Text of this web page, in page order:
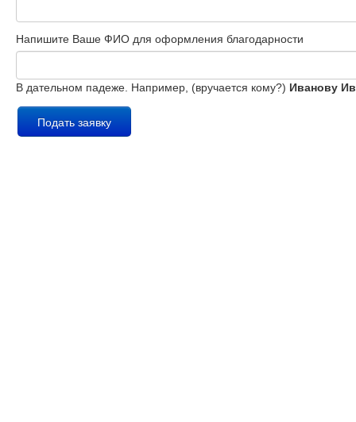
Напишите Ваше ФИО для оформления благодарности
В дательном падеже. Например, (вручается кому?) Иванову
Подать заявку